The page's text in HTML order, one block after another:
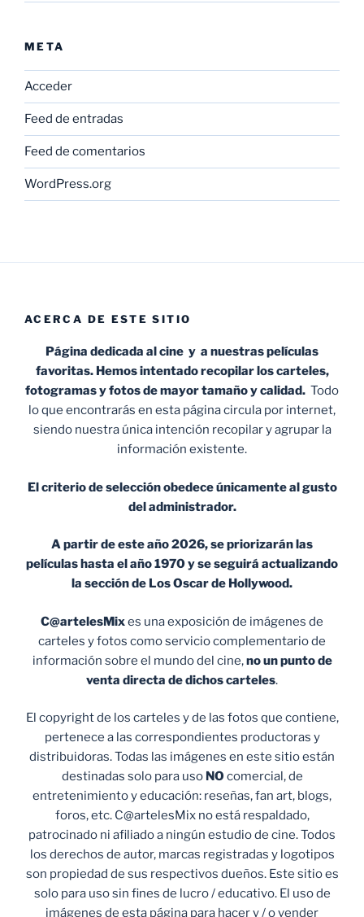
META
Acceder
Feed de entradas
Feed de comentarios
WordPress.org
ACERCA DE ESTE SITIO
Página dedicada al cine y a nuestras películas
favoritas. Hemos intentado recopilar los carteles,
fotogramas y fotos de mayor tamaño y calidad. Todo
lo que encontrarás en esta página circula por internet,
siendo nuestra única intención recopilar y agrupar la
información existente.
El criterio de selección obedece únicamente al gusto
del administrador.
A partir de este año 2026, se priorizarán las
películas hasta el año 1970 y se seguirá actualizando
la sección de Los Oscar de Hollywood.
C@artelesMixes una exposición de imágenes de
carteles y fotos como servicio complementario de
información sobre el mundo del cine,no un punto de
venta directa de dichos carteles.
El copyright de los carteles y de las fotos que contiene,
pertenece a las correspondientes productoras y
distribuidoras. Todas las imágenes en este sitio están
destinadas solo para uso NO comercial, de
entretenimiento y educación: reseñas, fan art, blogs,
foros, etc. C@artelesMix no está respaldado,
patrocinado ni afiliado a ningún estudio de cine. Todos
los derechos de autor, marcas registradas y logotipos
son propiedad de sus respectivos dueños. Este sitio es
solo para uso sin fines de lucro / educativo. El uso de
imágenes de esta página para hacer y / o vender